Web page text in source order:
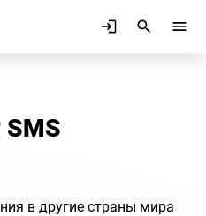
SMS
в другие страны мира